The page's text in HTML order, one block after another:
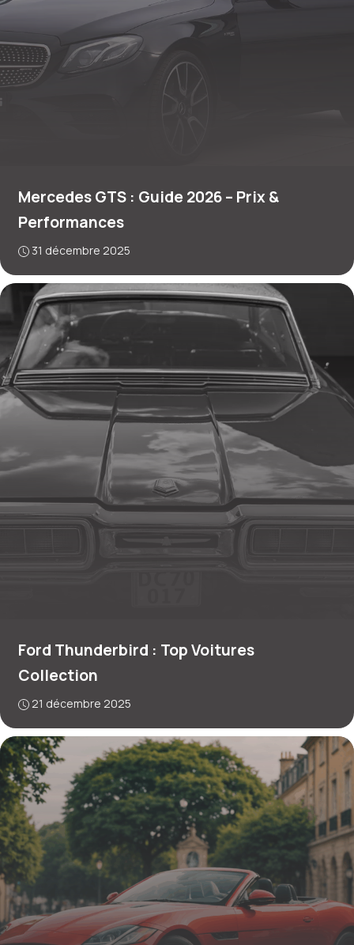
Mercedes GTS : Guide 2026 – Prix &
Performances
31 décembre 2025
Ford Thunderbird : Top Voitures
Collection
21 décembre 2025